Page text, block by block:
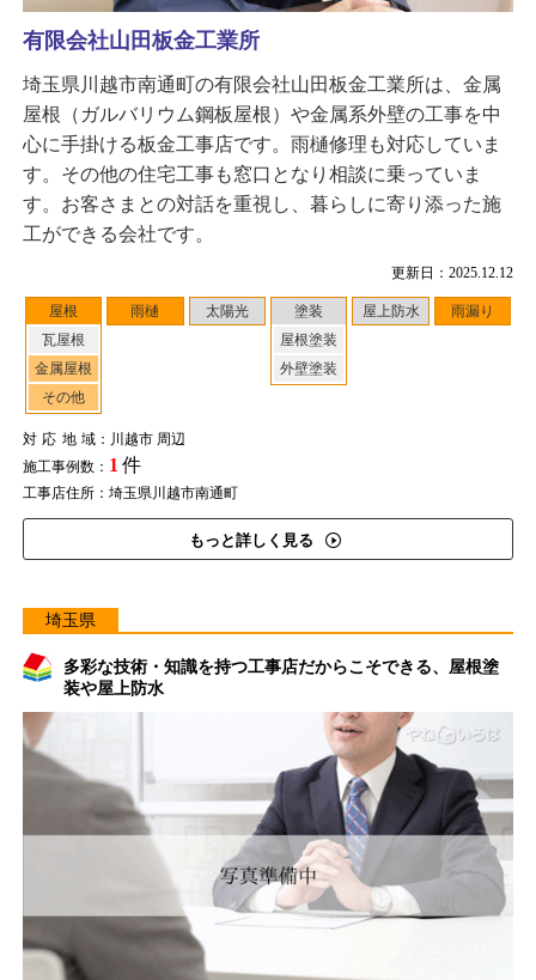
更新日：2025.12.12
屋根
瓦屋根
金属屋根
その他
雨樋 太陽光
塗装
屋根塗装
外壁塗装
屋上防水 雨漏り
対応地域：川越市 周辺
施工事例数： 1 件
工事店住所：埼玉県川越市南通町
もっと詳しく見る
有限会社山田板金工業所
埼玉県川越市南通町の有限会社山田板金工業所は、金属
屋根（ガルバリウム鋼板屋根）や金属系外壁の工事を中
心に手掛ける板金工事店です。雨樋修理も対応していま
す。その他の住宅工事も窓口となり相談に乗っていま
す。お客さまとの対話を重視し、暮らしに寄り添った施
工ができる会社です。
埼玉県
多彩な技術・知識を持つ工事店だからこそできる、屋根塗
装や屋上防水